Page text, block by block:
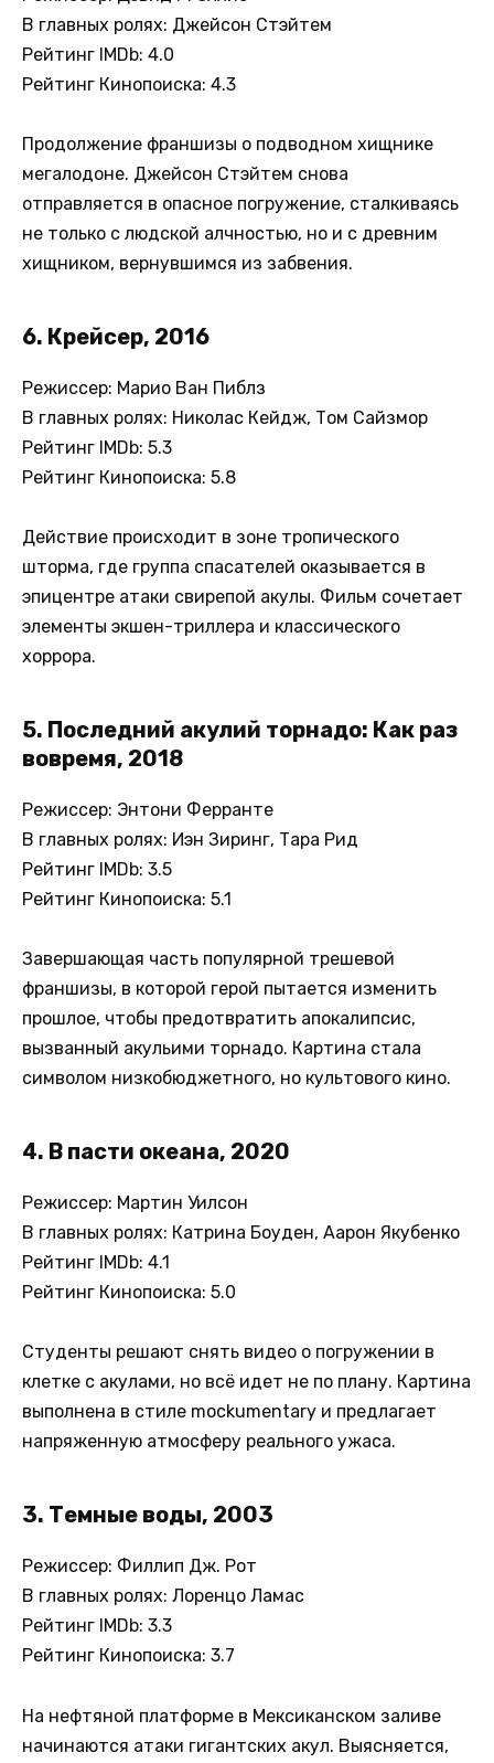
В главных ролях: Джейсон Стэйтем
Рейтинг IMDb: 4.0
Рейтинг Кинопоиска: 4.3
Продолжение франшизы о подводном хищнике
мегалодоне. Джейсон Стэйтем снова
отправляется в опасное погружение, сталкиваясь
не только с людской алчностью, но и с древним
хищником, вернувшимся из забвения.
6. Крейсер, 2016
Режиссер: Марио Ван Пиблз
В главных ролях: Николас Кейдж, Том Сайзмор
Рейтинг IMDb: 5.3
Рейтинг Кинопоиска: 5.8
Действие происходит в зоне тропического
шторма, где группа спасателей оказывается в
эпицентре атаки свирепой акулы. Фильм сочетает
элементы экшен-триллера и классического
хоррора.
5. Последний акулий торнадо: Как раз
вовремя, 2018
Режиссер: Энтони Ферранте
В главных ролях: Иэн Зиринг, Тара Рид
Рейтинг IMDb: 3.5
Рейтинг Кинопоиска: 5.1
Завершающая часть популярной трешевой
франшизы, в которой герой пытается изменить
прошлое, чтобы предотвратить апокалипсис,
вызванный акульими торнадо. Картина стала
символом низкобюджетного, но культового кино.
4. В пасти океана, 2020
Режиссер: Мартин Уилсон
В главных ролях: Катрина Боуден, Аарон Якубенко
Рейтинг IMDb: 4.1
Рейтинг Кинопоиска: 5.0
Студенты решают снять видео о погружении в
клетке с акулами, но всё идет не по плану. Картина
выполнена в стиле mockumentary и предлагает
напряженную атмосферу реального ужаса.
3. Темные воды, 2003
Режиссер: Филлип Дж. Рот
В главных ролях: Лоренцо Ламас
Рейтинг IMDb: 3.3
Рейтинг Кинопоиска: 3.7
На нефтяной платформе в Мексиканском заливе
начинаются атаки гигантских акул. Выясняется,